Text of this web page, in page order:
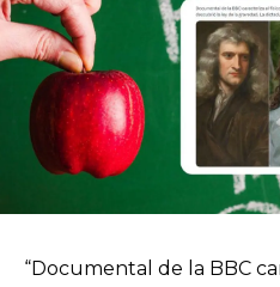
“Documental de la BBC